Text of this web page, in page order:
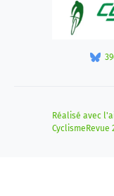
Réalisé avec
CyclismeRevue